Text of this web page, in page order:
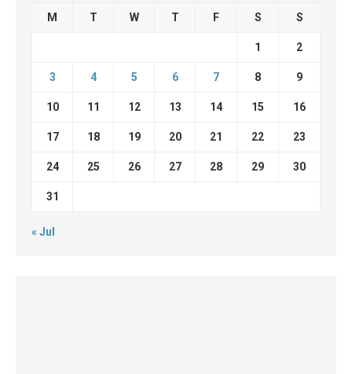
M T W T F S S
1 2
3 4 5 6 7 8 9
10 11 12 13 14 15 16
17 18 19 20 21 22 23
24 25 26 27 28 29 30
31
« Jul